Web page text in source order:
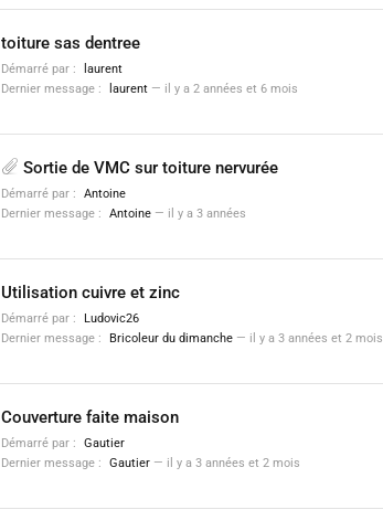
toiture sas dentree
Démarré par :
laurent
Dernier message :
laurent — il y a 2 années et 6 mois
Sortie de VMC sur toiture nervurée
Démarré par :
Antoine
Dernier message :
Antoine — il y a 3 années
Utilisation cuivre et zinc
Démarré par :
Ludovic26
Dernier message :
Bricoleur du dimanche — il y a 3 années et 2 mois
Couverture faite maison
Démarré par :
Gautier
Dernier message :
Gautier — il y a 3 années et 2 mois